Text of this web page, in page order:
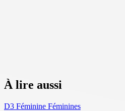
À lire aussi
D3 Féminine Féminines